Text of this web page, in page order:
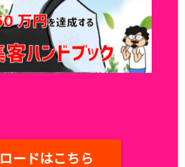
ードはこちら